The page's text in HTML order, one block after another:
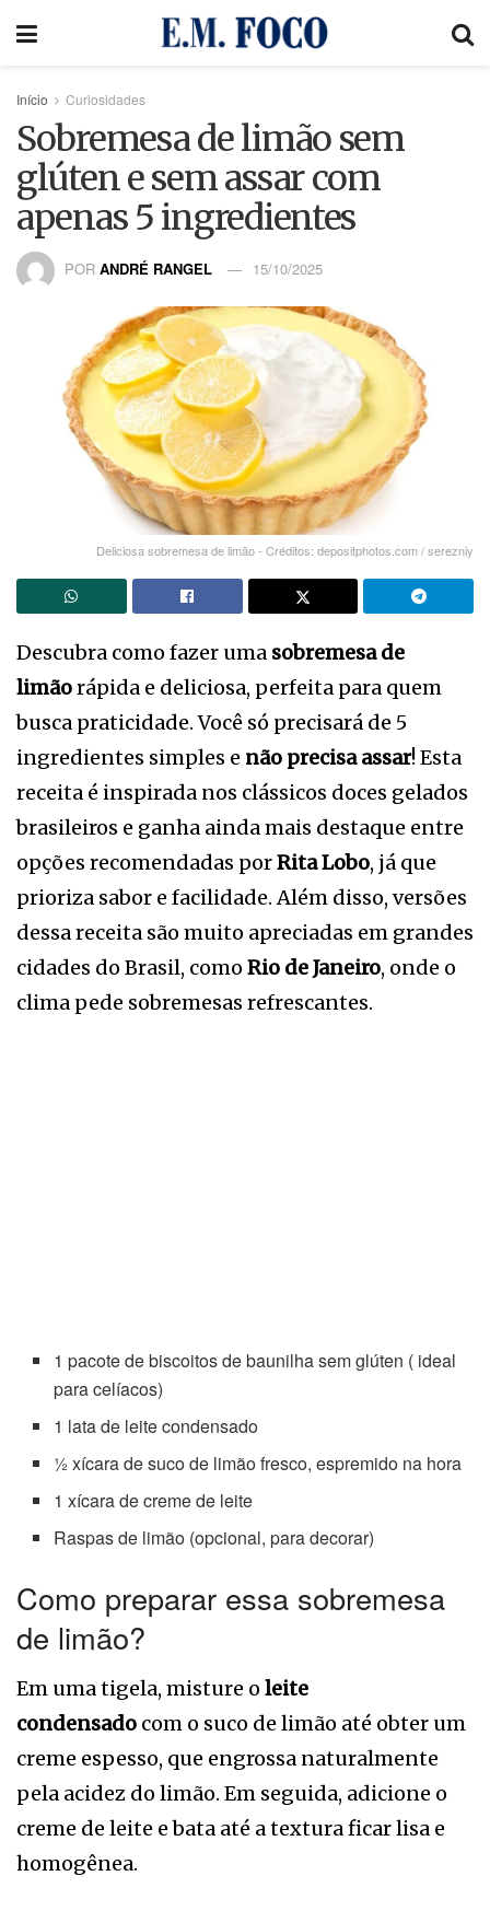
Início Curiosidades
Sobremesa de limão sem
glúten e sem assar com
apenas 5 ingredientes
POR ANDRÉ RANGEL 15/10/2025
Deliciosa sobremesa de limão - Créditos: depositphotos.com / serezniy
Descubra como fazer uma sobremesa de
limãorápida e deliciosa, perfeita para quem
busca praticidade. Você só precisará de 5
ingredientes simples e não precisa assar! Esta
receita é inspirada nos clássicos doces gelados
brasileiros e ganha ainda mais destaque entre
opções recomendadas porRita Lobo, já que
prioriza sabor e facilidade. Além disso, versões
dessa receita são muito apreciadas em grandes
cidades do Brasil, como Rio de Janeiro, onde o
clima pede sobremesas refrescantes.
1 pacote de biscoitos de baunilha sem glúten ( ideal
para celíacos)
1 lata de leite condensado
½ xícara de suco de limão fresco, espremido na hora
1 xícara de creme de leite
Raspas de limão (opcional, para decorar)
Como preparar essa sobremesa
de limão?
Em uma tigela, misture o leite
condensado com o suco de limão até obter um
creme espesso, que engrossa naturalmente
pela acidez do limão. Em seguida, adicione o
creme de leite e bata até a textura ficar lisa e
homogênea.